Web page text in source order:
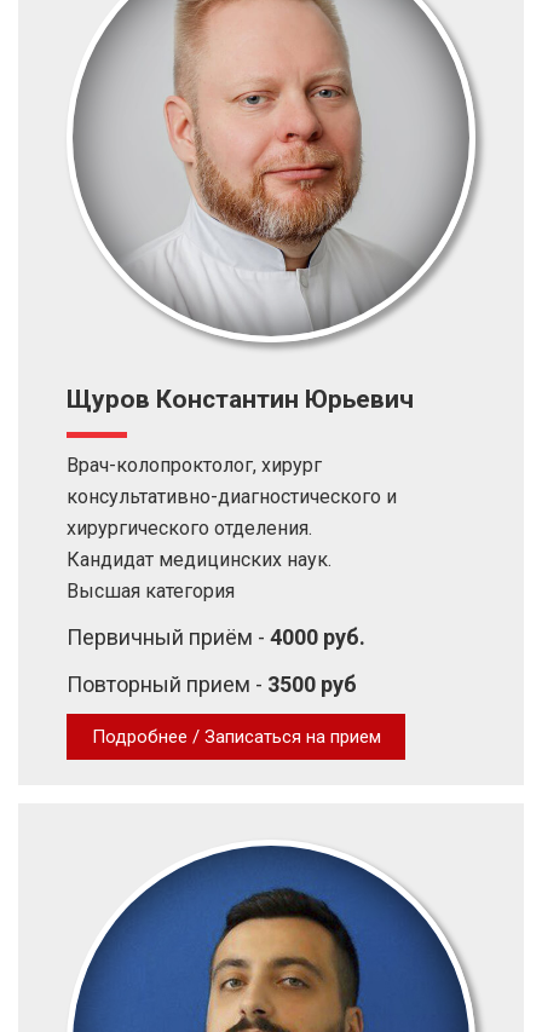
Щуров Константин Юрьевич
Врач-колопроктолог, хирург
консультативно-диагностического и
хирургического отделения.
Кандидат медицинских наук.
Высшая категория
Первичный приём - 4000 руб.
Повторный прием - 3500 руб
Подробнее / Записаться на прием